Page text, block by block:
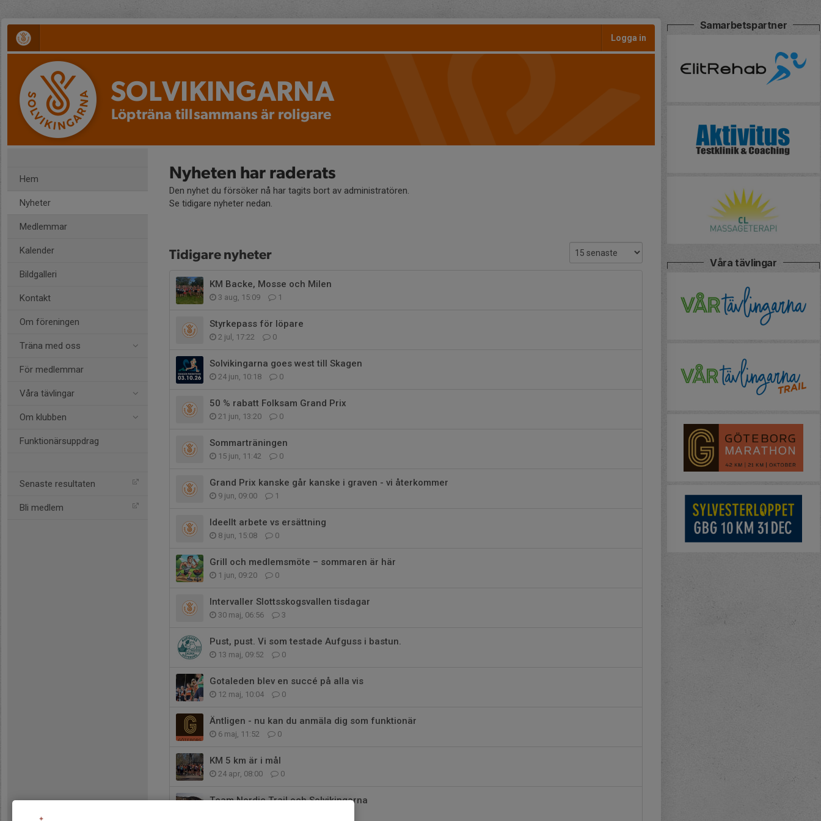
Logga in
SOLVIKINGARNA
Löpträna tillsammans är roligare
Hem
Nyheter
Medlemmar
Kalender
Bildgalleri
Kontakt
Om föreningen
Träna med oss
För medlemmar
Våra tävlingar
Om klubben
Funktionärsuppdrag
Senaste resultaten
Bli medlem
Nyheten har raderats
Den nyhet du försöker nå har tagits bort av administratören.
Se tidigare nyheter nedan.
Tidigare nyheter
KM Backe, Mosse och Milen
3 aug, 15:09 1
Styrkepass för löpare
2 jul, 17:22 0
Solvikingarna goes west till Skagen
24 jun, 10:18 0
50 % rabatt Folksam Grand Prix
21 jun, 13:20 0
Sommarträningen
15 jun, 11:42 0
Grand Prix kanske går kanske i graven - vi återkommer
9 jun, 09:00 1
Ideellt arbete vs ersättning
8 jun, 15:08 0
Grill och medlemsmöte – sommaren är här
1 jun, 09:20 0
Intervaller Slottsskogsvallen tisdagar
30 maj, 06:56 3
Pust, pust. Vi som testade Aufguss i bastun.
13 maj, 09:52 0
Gotaleden blev en succé på alla vis
12 maj, 10:04 0
Äntligen - nu kan du anmäla dig som funktionär
6 maj, 11:52 0
KM 5 km är i mål
24 apr, 08:00 0
Team Nordic Trail och Solvikingarna
Samarbetspartner
Våra tävlingar